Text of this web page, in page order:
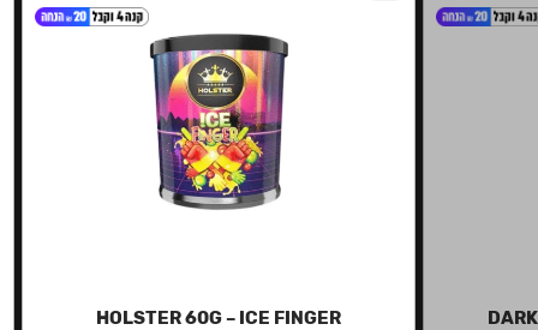
HOLSTER 60G – ICE FINGER